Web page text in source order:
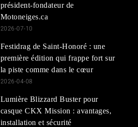
président-fondateur de
Motoneiges.ca
2026-07-10
Festidrag de Saint-Honoré : une
première édition qui frappe fort sur
la piste comme dans le cœur
2026-04-08
Lumière Blizzard Buster pour
casque CKX Mission : avantages,
installation et sécurité